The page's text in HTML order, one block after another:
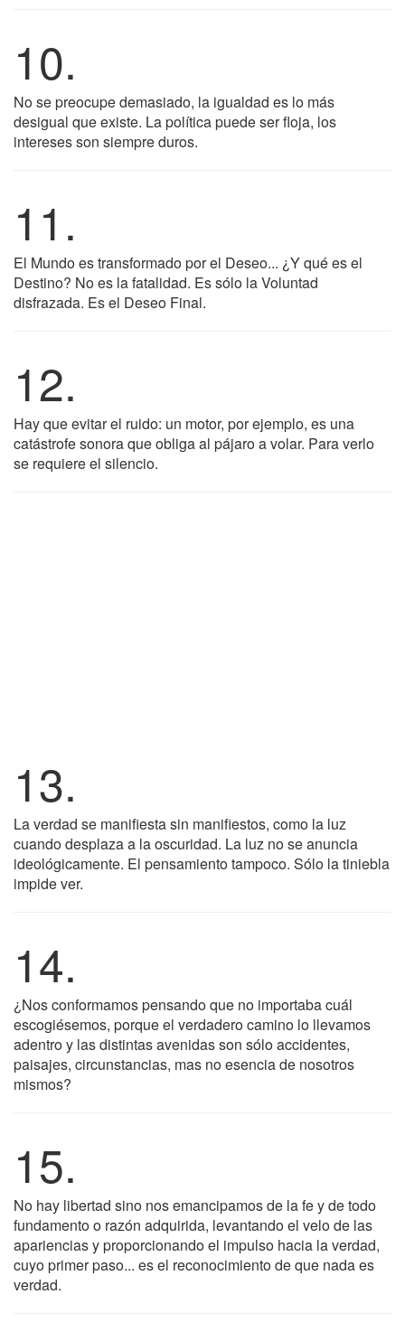
10.
No se preocupe demasiado, la igualdad es lo más
desigual que existe. La política puede ser floja, los
intereses son siempre duros.
11.
El Mundo es transformado por el Deseo... ¿Y qué es el
Destino? No es la fatalidad. Es sólo la Voluntad
disfrazada. Es el Deseo Final.
12.
Hay que evitar el ruido: un motor, por ejemplo, es una
catástrofe sonora que obliga al pájaro a volar. Para verlo
se requiere el silencio.
13.
La verdad se manifiesta sin manifiestos, como la luz
cuando desplaza a la oscuridad. La luz no se anuncia
ideológicamente. El pensamiento tampoco. Sólo la tiniebla
impide ver.
14.
¿Nos conformamos pensando que no importaba cuál
escogiésemos, porque el verdadero camino lo llevamos
adentro y las distintas avenidas son sólo accidentes,
paisajes, circunstancias, mas no esencia de nosotros
mismos?
15.
No hay libertad sino nos emancipamos de la fe y de todo
fundamento o razón adquirida, levantando el velo de las
apariencias y proporcionando el impulso hacia la verdad,
cuyo primer paso... es el reconocimiento de que nada es
verdad.